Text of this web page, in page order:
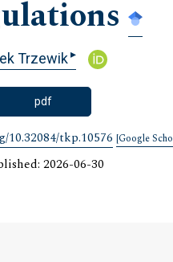
Trzewik▸
pdf
10.32084/tkp.10576 [Google
2026-06-30